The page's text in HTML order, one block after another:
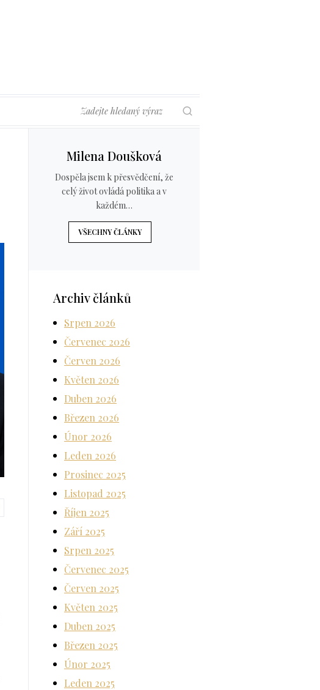
Milena Doušková
Dospěla jsem k přesvědčení, že
celý život ovládá politika a v
každém…
VŠECHNY ČLÁNKY
Archiv článků
Srpen 2026
Červenec 2026
Červen 2026
Květen 2026
Duben 2026
Březen 2026
Únor 2026
Leden 2026
Prosinec 2025
Listopad 2025
Říjen 2025
Září 2025
Srpen 2025
Červenec 2025
Červen 2025
Květen 2025
Duben 2025
Březen 2025
Únor 2025
Leden 2025